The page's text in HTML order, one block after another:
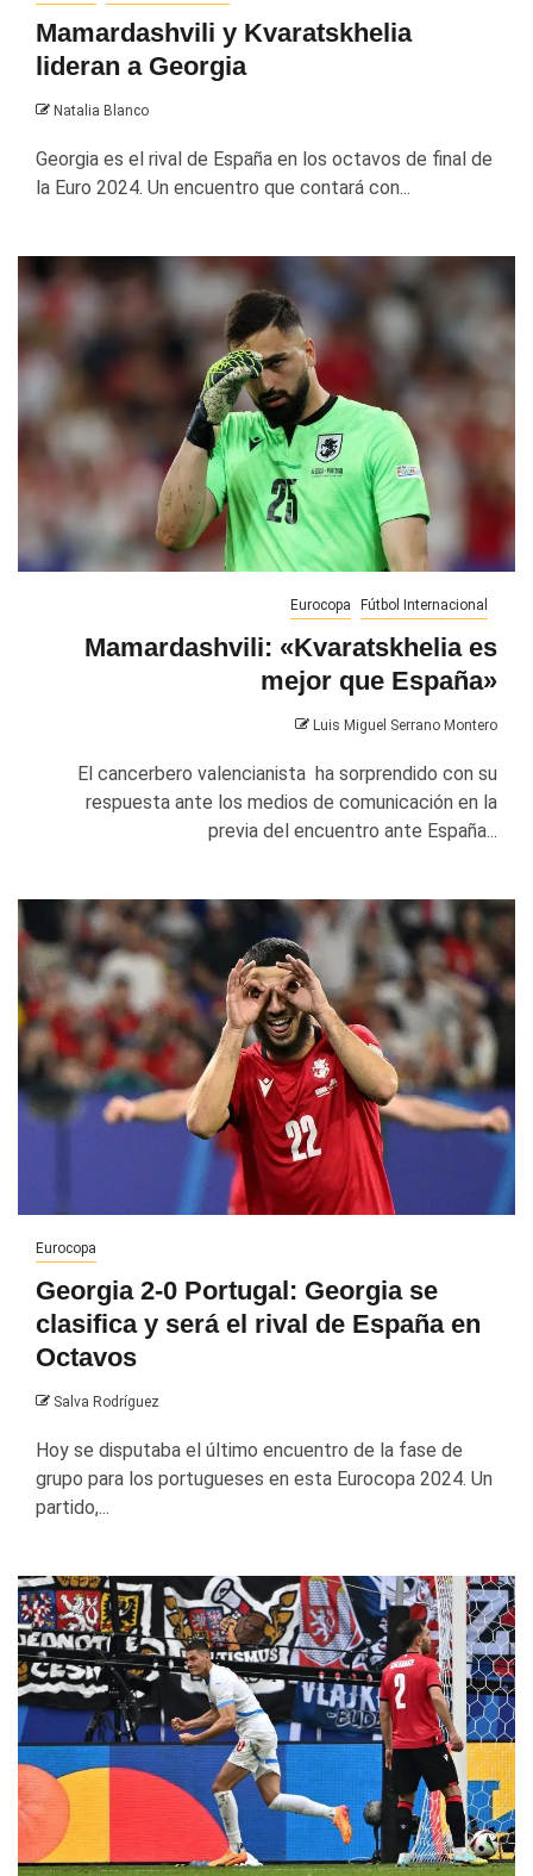
Mamardashvili y Kvaratskhelia
lideran a Georgia
Natalia Blanco
Georgia es el rival de España en los octavos de final de
la Euro 2024. Un encuentro que contará con...
Eurocopa Fútbol Internacional
Mamardashvili: «Kvaratskhelia es
mejor que España»
Luis Miguel Serrano Montero
El cancerbero valencianista ha sorprendido con su
respuesta ante los medios de comunicación en la
previa del encuentro ante España...
Eurocopa
Georgia 2-0 Portugal: Georgia se
clasifica y será el rival de España en
Octavos
Salva Rodríguez
Hoy se disputaba el último encuentro de la fase de
grupo para los portugueses en esta Eurocopa 2024. Un
partido,...